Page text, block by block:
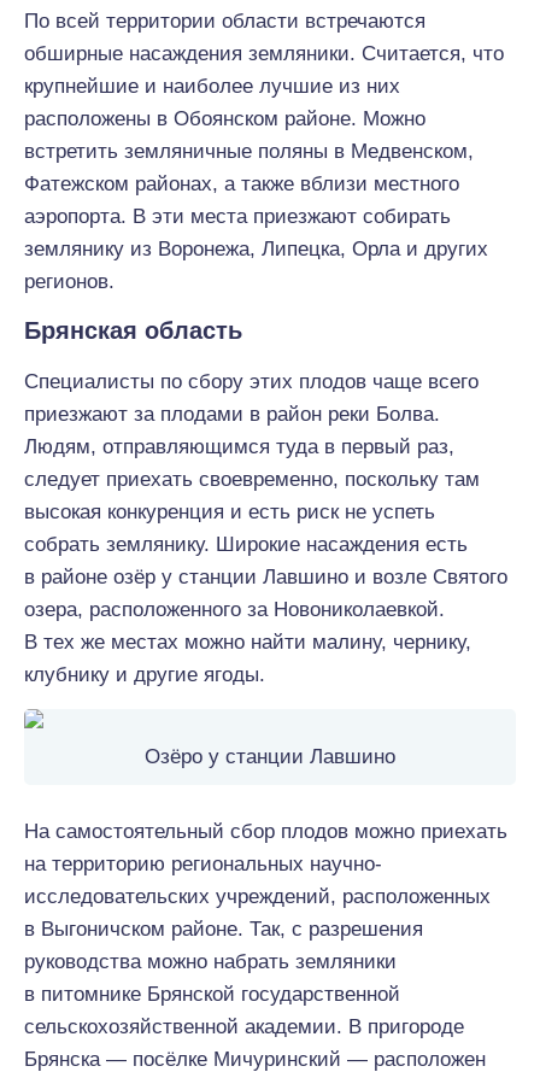
По всей территории области встречаются
обширные насаждения земляники. Считается, что
крупнейшие и наиболее лучшие из них
расположены в Обоянском районе. Можно
встретить земляничные поляны в Медвенском,
Фатежском районах, а также вблизи местного
аэропорта. В эти места приезжают собирать
землянику из Воронежа, Липецка, Орла и других
регионов.
Брянская область
Специалисты по сбору этих плодов чаще всего
приезжают за плодами в район реки Болва.
Людям, отправляющимся туда в первый раз,
следует приехать своевременно, поскольку там
высокая конкуренция и есть риск не успеть
собрать землянику. Широкие насаждения есть
в районе озёр у станции Лавшино и возле Святого
озера, расположенного за Новониколаевкой.
В тех же местах можно найти малину, чернику,
клубнику и другие ягоды.
Озёро у станции Лавшино
На самостоятельный сбор плодов можно приехать
на территорию региональных научно-
исследовательских учреждений, расположенных
в Выгоничском районе. Так, с разрешения
руководства можно набрать земляники
в питомнике Брянской государственной
сельскохозяйственной академии. В пригороде
Брянска — посёлке Мичуринский — расположен